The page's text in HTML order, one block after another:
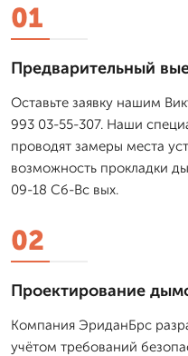
01
Предварительный
Оставьте заявку нашим
993 03-55-307. Наши
проводят замеры места
возможность прокладки
09-18 Сб-Вс вых.
02
Проектирование
Компания ЭриданБрс
учётом требований